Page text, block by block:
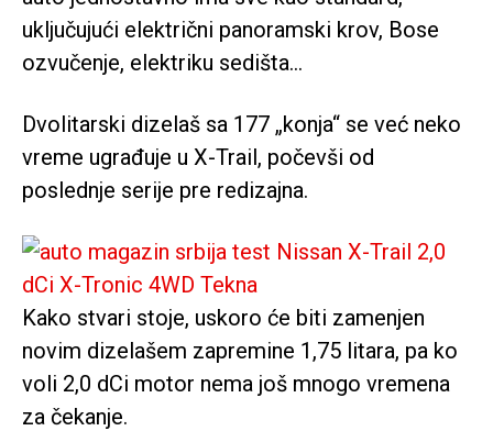
uključujući električni panoramski krov, Bose
ozvučenje, elektriku sedišta…
Dvolitarski dizelaš sa 177 „konja“ se već neko
vreme ugrađuje u X-Trail, počevši od
poslednje serije pre redizajna.
Kako stvari stoje, uskoro će biti zamenjen
novim dizelašem zapremine 1,75 litara, pa ko
voli 2,0 dCi motor nema još mnogo vremena
za čekanje.